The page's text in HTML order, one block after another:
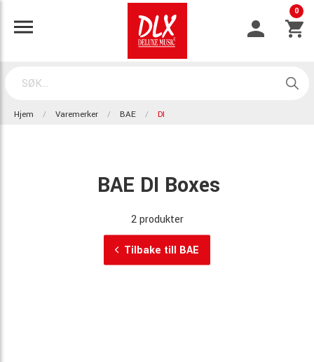
0
Hjem Varemerker BAE DI
BAE DI Boxes
2 produkter
Tilbake till BAE